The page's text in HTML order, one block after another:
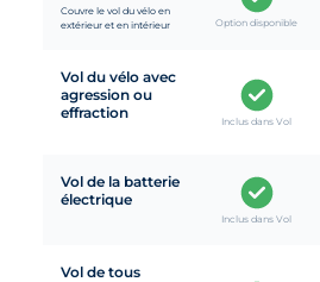
Couvre le vol du vélo en
extérieur et en intérieur
Option disponible
Vol du vélo avec
agression ou
effraction
Inclus dans Vol
Vol de la batterie
électrique
Inclus dans Vol
Vol de tous